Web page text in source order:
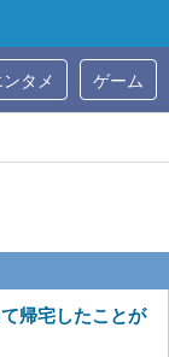
タメ ゲーム
帰宅したことが